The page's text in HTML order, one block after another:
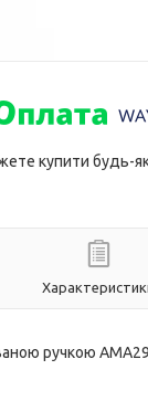
купити будь-
ручкою